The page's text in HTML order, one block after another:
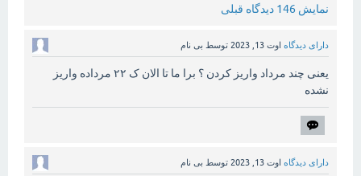
نمایش 146 دیدگاه قبلی
دارای دیدگاه اوت 13, 2023 توسط بی نام
یعنی چند مرداد واریز کردن ؟ برا ما تا الان ک ۲۲ مرداده واریز
نشده
دارای دیدگاه اوت 13, 2023 توسط بی نام